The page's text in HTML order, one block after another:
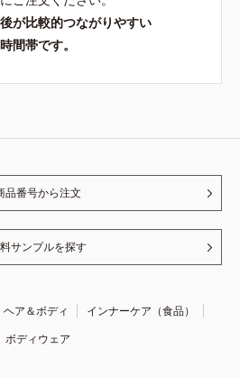
が比較的つながりやすい
時間帯です。
品番号から注文
サンプルを探す
ヘア＆ボディ
インナーケア（食品）
ボディウェア